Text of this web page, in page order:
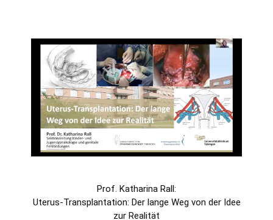
Prof. Katharina Rall:
Uterus-Transplantation: Der lange Weg von der Idee
zur Realität